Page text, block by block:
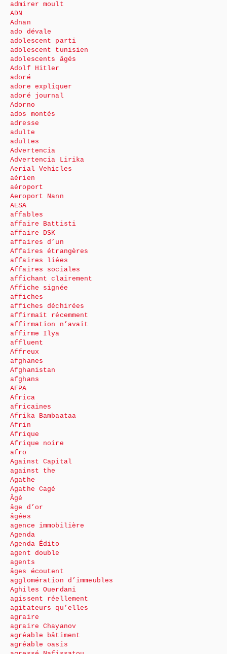
admirer moult
ADN
Adnan
ado dévale
adolescent parti
adolescent tunisien
adolescents âgés
Adolf Hitler
adoré
adore expliquer
adoré journal
Adorno
ados montés
adresse
adulte
adultes
Advertencia
Advertencia Lirika
Aerial Vehicles
aérien
aéroport
Aeroport Nann
AESA
affables
affaire Battisti
affaire DSK
affaires d’un
Affaires étrangères
affaires liées
Affaires sociales
affichant clairement
Affiche signée
affiches
affiches déchirées
affirmait récemment
affirmation n’avait
affirme Ilya
affluent
Affreux
afghanes
Afghanistan
afghans
AFPA
Africa
africaines
Afrika Bambaataa
Afrin
Afrique
Afrique noire
afro
Against Capital
against the
Agathe
Agathe Cagé
Âgé
âge d’or
âgées
agence immobilière
Agenda
Agenda Édito
agent double
agents
âges écoutent
agglomération d’immeubles
Aghiles Ouerdani
agissent réellement
agitateurs qu’elles
agraire
agraire Chayanov
agréable bâtiment
agréable oasis